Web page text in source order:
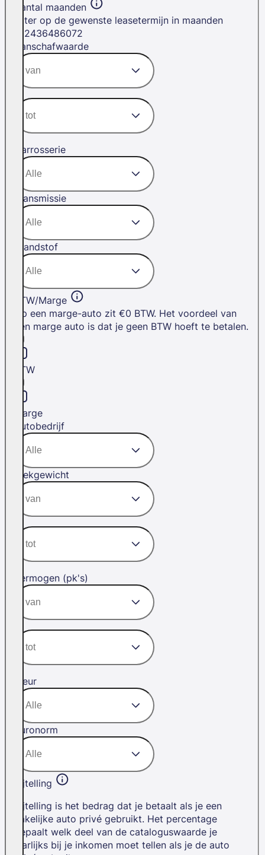
Aantal maanden
Filter op de gewenste leasetermijn in maanden
2436486072
Aanschafwaarde
Carrosserie
Transmissie
Brandstof
BTW/Marge
Op een marge-auto zit €0 BTW. Het voordeel van
een marge auto is dat je geen BTW hoeft te betalen.
BTW
Marge
Autobedrijf
Trekgewicht
Vermogen (pk's)
Kleur
Euronorm
Bijtelling
Bijtelling is het bedrag dat je betaalt als je een
zakelijke auto privé gebruikt. Het percentage
bepaalt welk deel van de cataloguswaarde je
jaarlijks bij je inkomen moet tellen als je de auto